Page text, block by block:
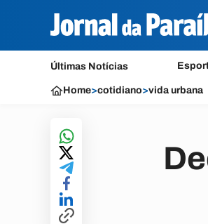
Últimas Notícias
Home>cotidiano>vida urbana